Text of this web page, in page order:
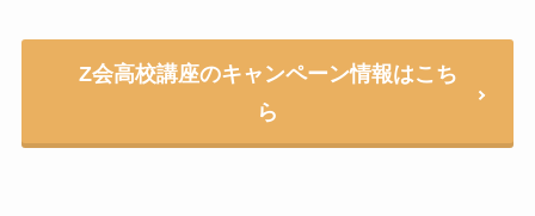
Z会高校講座のキャンペーン情報はこち
ら